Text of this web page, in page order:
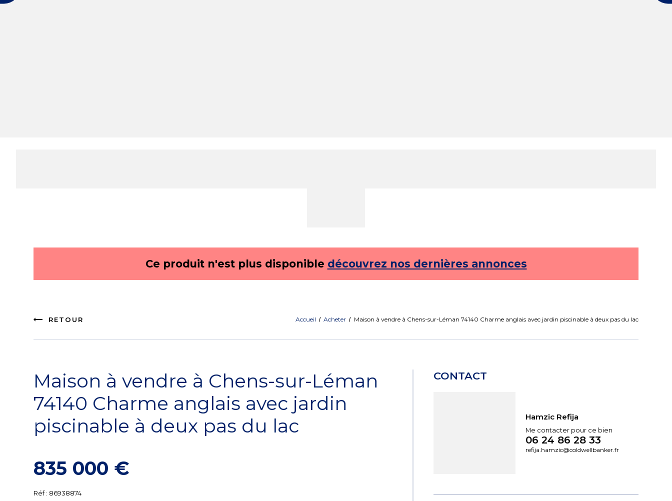
Ce produit n'est plus disponible découvrez nos dernières annonces
Accueil Acheter Maison à vendre à Chens-sur-Léman 74140 Charme anglais avec jardin piscinable à deux pas du lac
RETOUR
Maison à vendre à Chens-sur-Léman
74140 Charme anglais avec jardin
piscinable à deux pas du lac
835 000 €
Réf : 86938874
CONTACT
Hamzic Refija
Me contacter pour ce bien
06 24 86 28 33
refija.hamzic@coldwellbanker.fr